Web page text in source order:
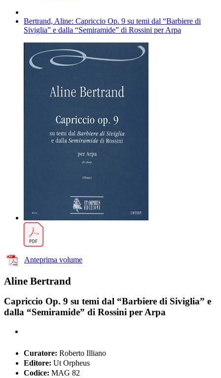
Bertrand, Aline: Capriccio Op. 9 su temi dal “Barbiere di
Siviglia” e dalla “Semiramide” di Rossini per Arpa
Anteprima volume
Aline Bertrand
Capriccio Op. 9 su temi dal “Barbiere di Siviglia” e
dalla “Semiramide” di Rossini per Arpa
Curatore: Roberto Illiano
Editore: Ut Orpheus
Codice: MAG 82